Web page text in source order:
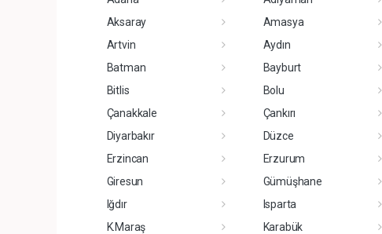
Aksaray
Amasya
Artvin
Aydın
Batman
Bayburt
Bitlis
Bolu
Çanakkale
Çankırı
Diyarbakır
Düzce
Erzincan
Erzurum
Giresun
Gümüşhane
Iğdır
Isparta
K.Maraş
Karabük